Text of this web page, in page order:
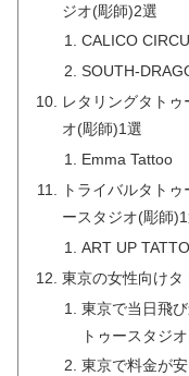
ジオ(彫師)2選
CALICO
SOUTH-
レタリングタト
オ(彫師)1選
Emma Tattoo
トライバルタト
ースタジオ(彫師
ART UP
東京の女性向けタ
東京で当日飛
トゥースタジ
東京で料金が